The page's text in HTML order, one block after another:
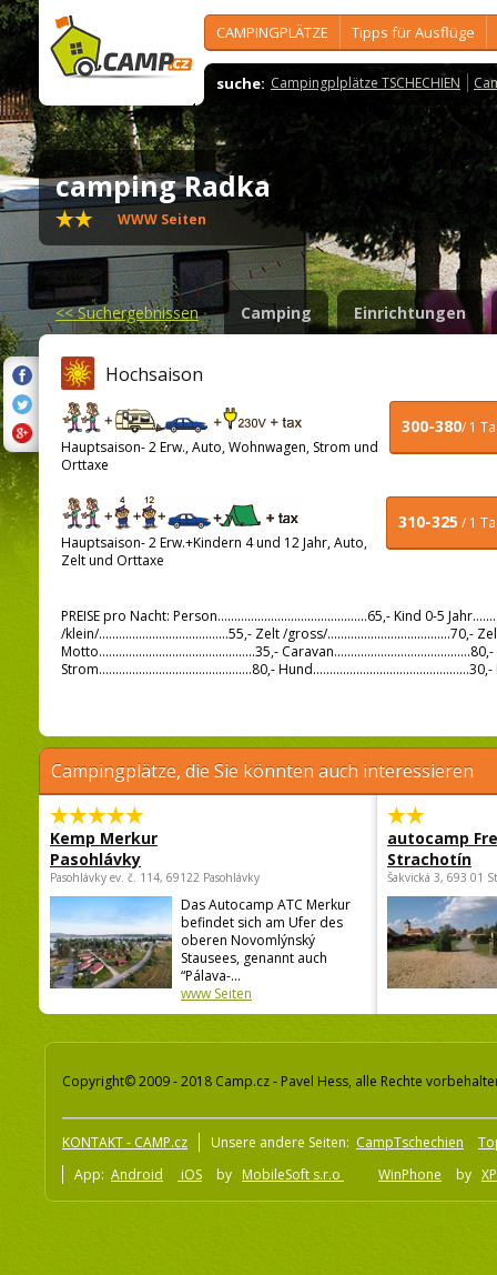
CAMPINGPLÄTZE Tipps für Ausflüge
suche: Campingplplätze TSCHECHIEN
camping Radka
WWW Seiten
<<Suchergebnissen Camping Einrichtungen
Hochsaison
300-380/ 1
Hauptsaison- 2 Erw., Auto, Wohnwagen, Strom und
Orttaxe
310-325 / 1
Hauptsaison- 2 Erw.+Kindern 4 und 12 Jahr, Auto,
Zelt und Orttaxe
PREISE pro Nacht: Person.............................................65,- Kind 0-5
/klein/.......................................55,- Zelt /gross/.....................................70,-
Motto...............................................35,-
Strom..............................................80,-
Campingplätze, die Sie könnten auch interessieren
Kemp Merkur
Pasohlávky
Pasohlávky ev. č. 114, 69122 Pasohlávky
Das Autocamp ATC Merkur
befindet sich am Ufer des
oberen Novomlýnský
Stausees, genannt auch
“Pálava-...
www Seiten
autocamp
Strachotín
Šakvická 3, 693 01
Copyright© 2009 - 2018 Camp.cz - Pavel Hess, alle Rechte
KONTAKT - CAMP.cz Unsere andere Seiten: CampTschechien
App: Android iOS by MobileSoft s.r.o WinPhone by